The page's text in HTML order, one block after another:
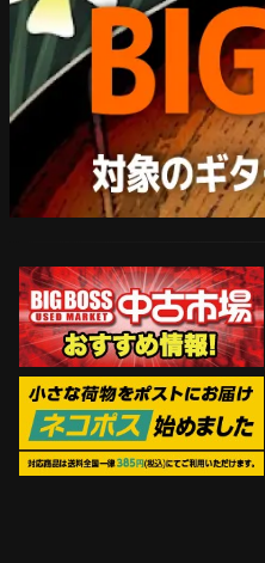
中古市場おすすめ情報!!
ネコポス対象商品はコチラ